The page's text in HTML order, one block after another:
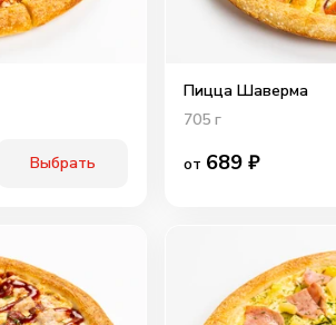
Выбрать
Пицца Шаверма
705 г
от 689₽